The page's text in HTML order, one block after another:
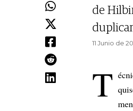
de
11 Junio de
T